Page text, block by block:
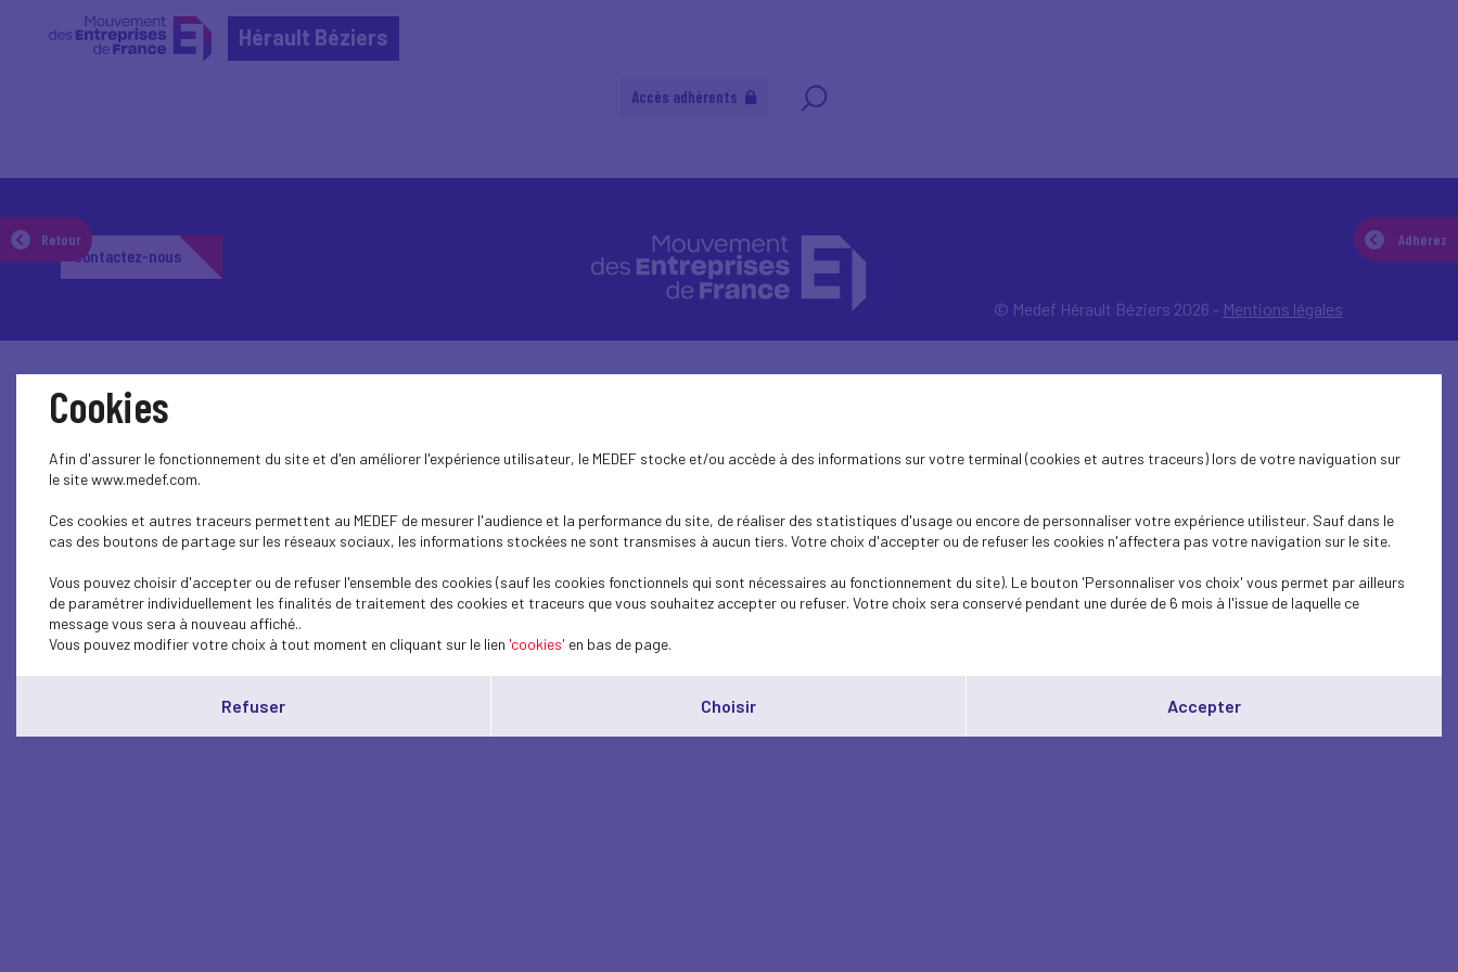
Hérault Béziers
Accès adhérents
Retour Adhérez
Contactez-nous
© Medef Hérault Béziers 2026 - Mentions légales
Cookies
Afin d'assurer le fonctionnement du site et d'en améliorer l'expérience utilisateur, le MEDEF stocke et/ou accède à des informations sur votre terminal (cookies et autres traceurs) lors de votre naviguation sur
le site www.medef.com.
Ces cookies et autres traceurs permettent au MEDEF de mesurer l'audience et la performance du site, de réaliser des statistiques d'usage ou encore de personnaliser votre expérience utilisteur. Sauf dans le
cas des boutons de partage sur les réseaux sociaux, les informations stockées ne sont transmises à aucun tiers. Votre choix d'accepter ou de refuser les cookies n'affectera pas votre navigation sur le site.
Vous pouvez choisir d'accepter ou de refuser l'ensemble des cookies (sauf les cookies fonctionnels qui sont nécessaires au fonctionnement du site). Le bouton 'Personnaliser vos choix' vous permet par ailleurs
de paramétrer individuellement les finalités de traitement des cookies et traceurs que vous souhaitez accepter ou refuser. Votre choix sera conservé pendant une durée de 6 mois à l'issue de laquelle ce
message vous sera à nouveau affiché..
Vous pouvez modifier votre choix à tout moment en cliquant sur le lien 'cookies' en bas de page.
Refuser Choisir Accepter